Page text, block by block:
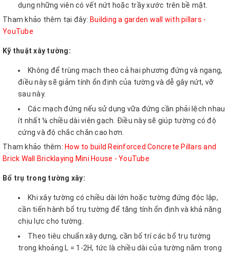
dụng những viên có vết nứt hoặc trầy xước trên bề mặt.
Tham khảo thêm tại đây: Building a garden wall with pillars -
YouTube
Kỹ thuật xây tường:
Không để trùng mạch theo cả hai phương đứng và ngang,
điều này sẽ giảm tính ổn định của tường và dễ gây nứt, vỡ
sau này.
Các mạch đứng nếu sử dụng vữa đứng cần phải lệch nhau
ít nhất ¼ chiều dài viên gạch. Điều này sẽ giúp tường có độ
cứng và độ chắc chắn cao hơn.
Tham khảo thêm: How to build Reinforced Concrete Pillars and
Brick Wall Bricklaying Mini House - YouTube
Bổ trụ trong tường xây:
Khi xây tường có chiều dài lớn hoặc tường đứng độc lập,
cần tiến hành bổ trụ tường để tăng tính ổn định và khả năng
chịu lực cho tường.
Theo tiêu chuẩn xây dựng, cần bố trí các bổ trụ tường
trong khoảng L = 1-2H, tức là chiều dài của tường nằm trong